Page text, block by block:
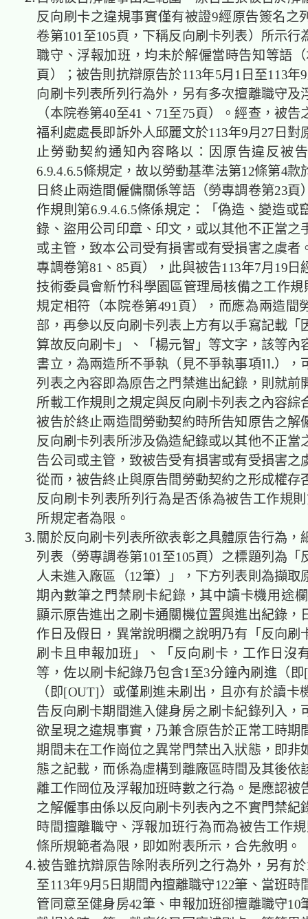
反向刷卡之違規事實僅有被證9經原告簽名之
卷第101至105頁，下稱反向刷卡列表）所示行
職守、浮報加班，均未於解僱當時告知等語
頁）；被告則抗辯原告於113年5月1日至113年
向刷卡列表所列行為外，另有多次擅離職守及
（本院卷第40至41、71至75頁）。經查，被告
福利處處長即訴外人邱麗文於113年9月27日對
止勞動契約通知內容略以：因原告違反被
6.9.4.6.5條規定，故以勞動基準法第12條第4款
日終止兩造間僱傭關係等語（勞專調卷第23頁
作規則第6.9.4.6.5條係規定：「偽造、變造或
錄、盜用公司印章、印文，或以其他不正當之
或主管，致本公司受有損害或有受損害之虞者
專調卷第81、85頁），此與被告113年7月19日
技術委員會新竹科學園區管理局核備之工作規
規定相符（本院卷第491頁），而應為兩造間
部，再參以反向刷卡列表上方有以手寫記載「
算故反向刷卡」、「楊元智」等文字，該等內
書立，為兩造所不爭執（見不爭執事項⒒），
列表之內容即為原告之門禁進出紀錄，則就前
所載工作規則之規定與反向刷卡列表之內容綜
被告於終止兩造間勞動契約時所告知原告之解
反向刷卡列表所涉及偽造紀錄或以其他不正當
告公司或主管，致被告受有損害或有受損害之
從而，被告終止與原告間勞動契約之形成權存
反向刷卡列表所列行為是否係為被告工作規則
所規定者為限。
⒊關於反向刷卡列表所欲表彰之具體原告行為，
列表（勞專調卷第101至105頁）之標題列為「
人未進入廠區（12筆）」，下方列表則為擷取
期內數筆之門禁刷卡紀錄，其中讀卡機用途
顯示原告進出之刷卡通關機位置與進出紀錄，
作日及假日，異常說明欄之說明乃有「反向刷
刷卡且申報加班」、「反向刷卡，工作日沒
等，佐以刷卡紀錄乃包含1至3分鐘內刷進（
（即[OUT]）或僅刷進未刷出，且亦有於讀卡
告反向刷卡期間進入健身房之刷卡紀錄列入，
欲呈現之違規事實，乃兼含原告於正常工時期
期間未在工作崗位之異常門禁出入狀態，即非
態之記載，而係為虛構到離廠區時間及其後依
離工作岡位及浮報加班時數之行為。是應認被
之解僱事由係以反向刷卡列表內之不實門禁紀
時間擅離職守、浮報加班行為而為被告工作規
條所規範者為限，即如附表所示，合先敘明。
⒋被告雖抗辯原告除附表所列之行為外，另有於
至113年9月5日期間內擅離職守122筆、當班時
管同意至健身房42筆、申報加班卻擅離職守10